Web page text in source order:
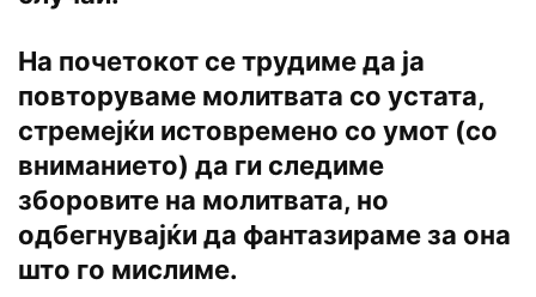
На почетокот се трудиме да ја
повторуваме молитвата со устата,
стремејќи истовремено со умот (со
вниманието) да ги следиме
зборовите на молитвата, но
одбегнувајќи да фантазираме за она
што го мислиме.